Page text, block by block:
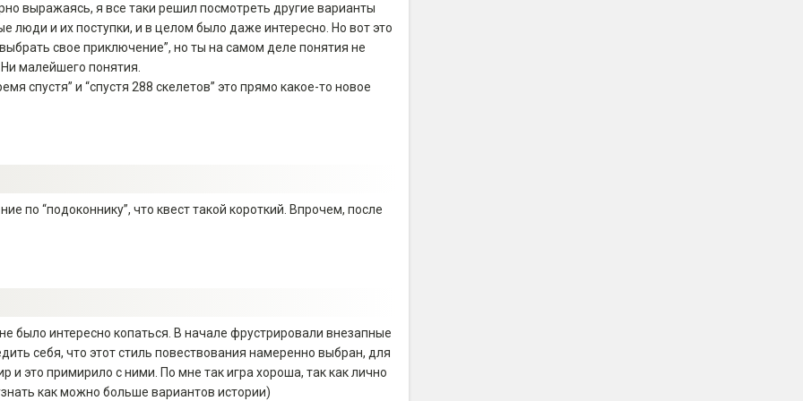
выражаясь, я все таки решил посмотреть другие варианты
люди и их поступки, и в целом было даже интересно. Но вот это
свое приключение”, но ты на самом деле понятия не
малейшего понятия.
спустя” и “спустя 288 скелетов” это прямо какое-то новое
по “подоконнику”, что квест такой короткий. Впрочем, после
было интересно копаться. В начале фрустрировали внезапные
себя, что этот стиль повествования намеренно выбран, для
это примирило с ними. По мне так игра хороша, так как лично
как можно больше вариантов истории)